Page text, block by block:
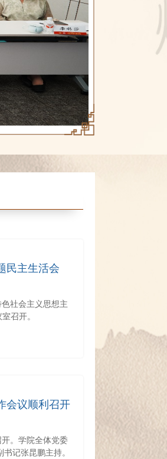
民主生活会
社会主义思想主
召开。
会议顺利召开
。学院全体党委
记张昆鹏主持。